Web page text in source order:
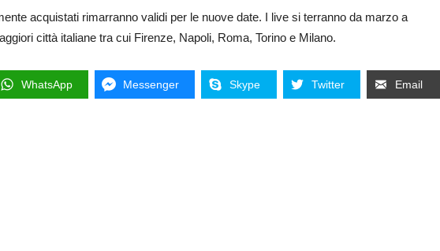
acquistati rimarranno validi per le nuove date. I live si terranno da marzo a
città italiane tra cui Firenze, Napoli, Roma, Torino e Milano.
WhatsApp Messenger Skype Twitter Email